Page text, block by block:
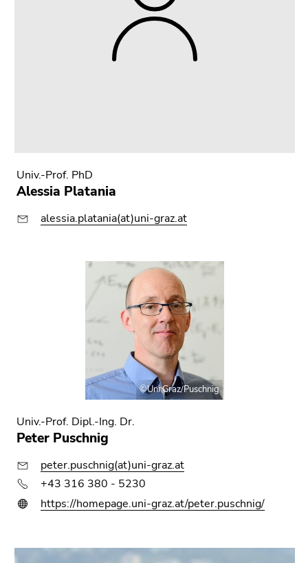
Univ.-Prof. PhD
Alessia Platania
alessia.platania(at)uni-graz.at
©Uni Graz/Puschnig
Univ.-Prof. Dipl.-Ing. Dr.
Peter Puschnig
peter.puschnig(at)uni-graz.at
+43 316 380 - 5230
https://homepage.uni-graz.at/peter.puschnig/